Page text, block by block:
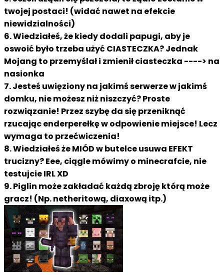
twojej postaci! (widać nawet na efekcie
niewidzialności)
6. Wiedziałeś, że kiedy dodali papugi, aby je
oswoić było trzeba użyć CIASTECZKA? Jednak
Mojang to przemyślał i zmienił ciasteczka ----> na
nasionka
7. Jesteś uwięziony na jakimś serwerze w jakimś
domku, nie możesz niż niszczyć? Proste
rozwiązanie! Przez szybę da się przeniknąć
rzucając enderperełkę w odpowienie miejsce! Lecz
wymaga to przećwiczenia!
8. Wiedziałeś że MIÓD w butelce usuwa EFEKT
trucizny? Eee, ciągle mówimy o minecrafcie, nie
testujcie IRL XD
9. Piglin może zakładać każdą zbroję którą może
gracz! (Np. netheritową, diaxową itp.)